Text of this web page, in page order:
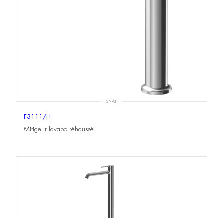
SNAP
F3111/H
Mitigeur lavabo réhaussé